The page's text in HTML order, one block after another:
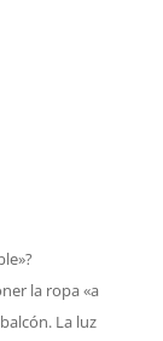
la ropa «a
La luz